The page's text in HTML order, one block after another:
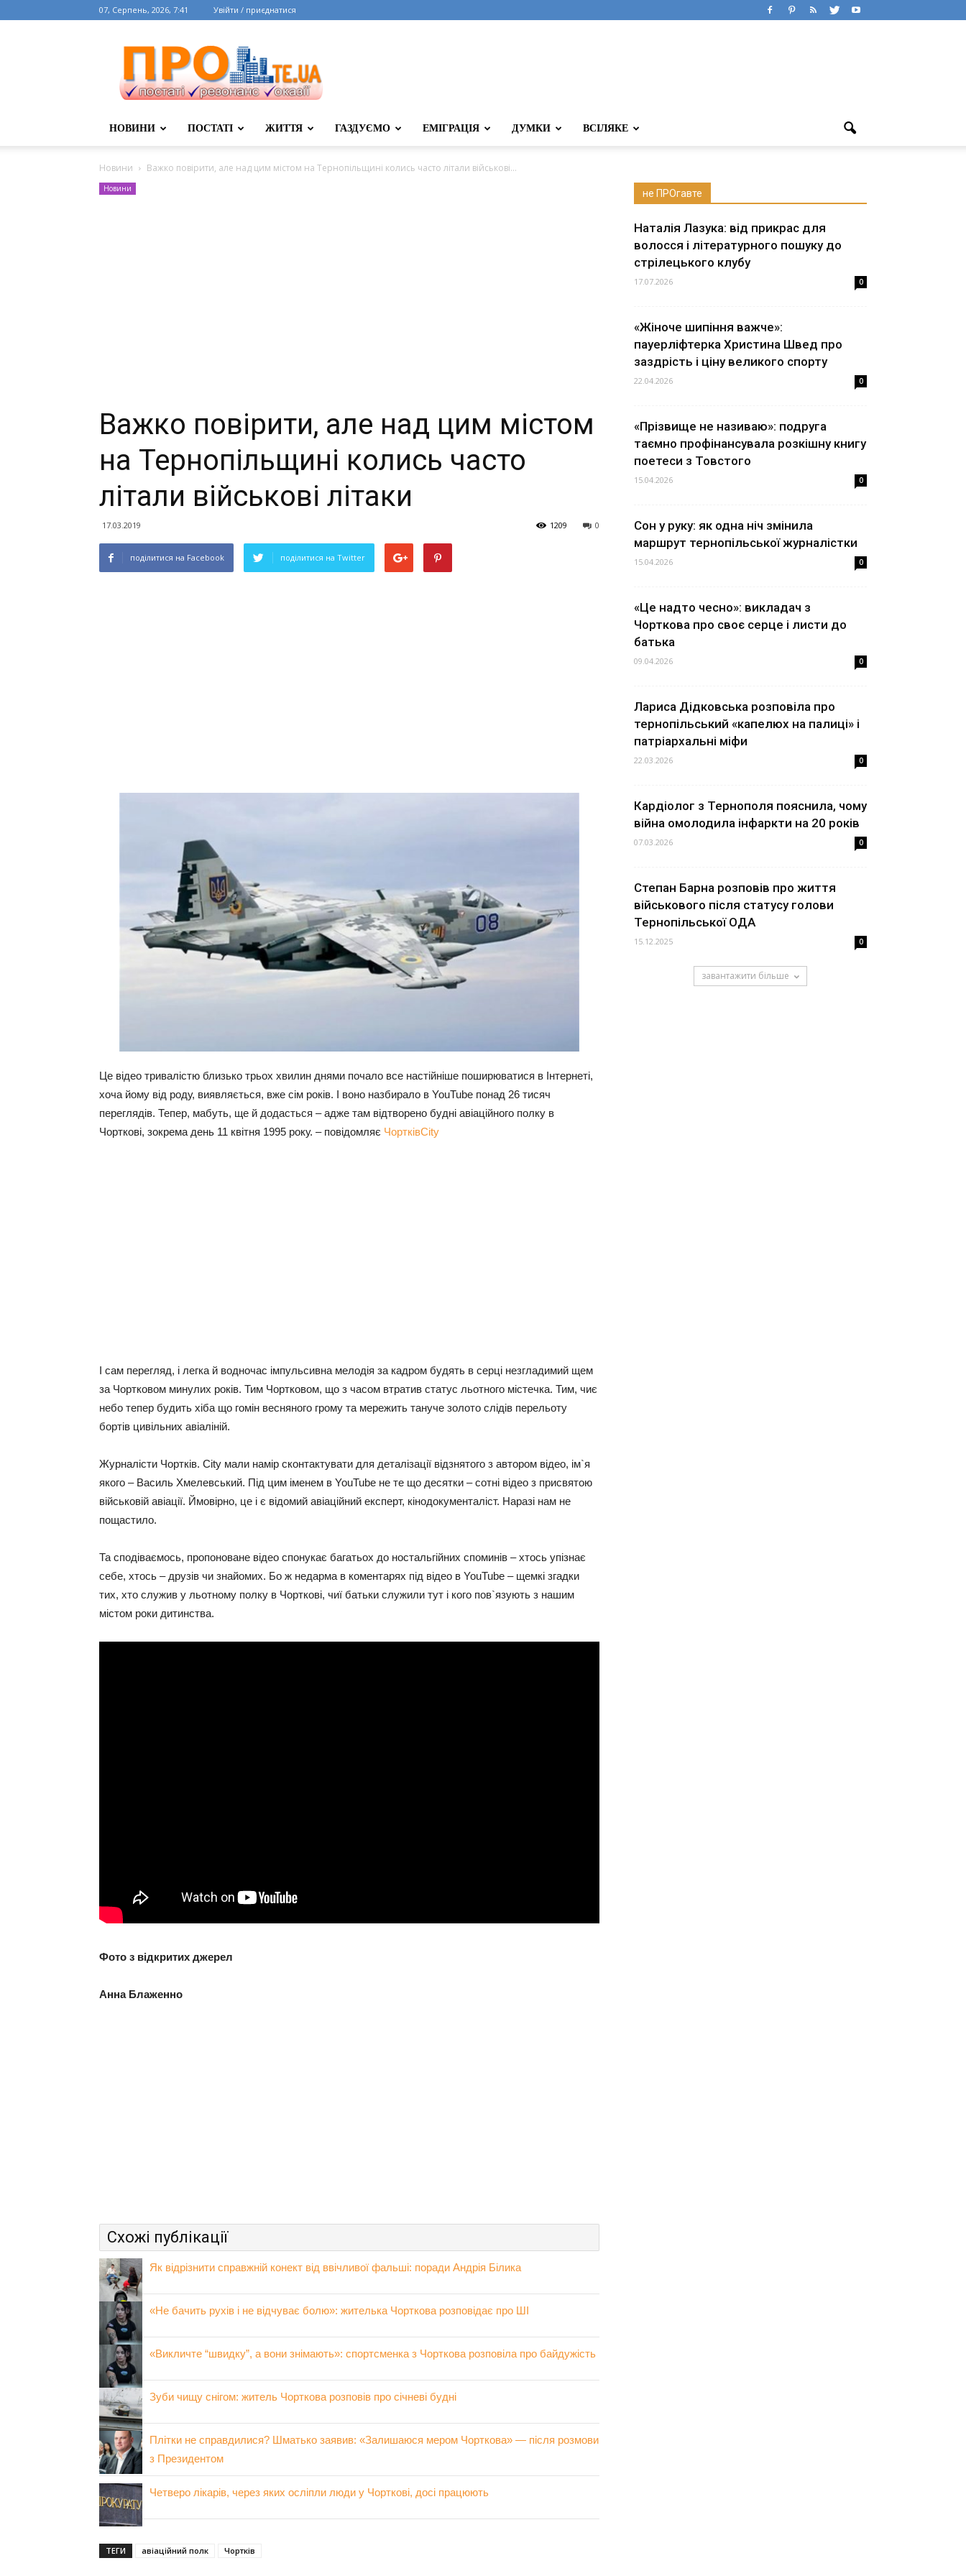
07, Серпень, 2026, 7:41 Увійти / приєднатися
НОВИНИ ПОСТАТІ ЖИТТЯ ГАЗДУЄМО ЕМІГРАЦІЯ ДУМКИ ВСІЛЯКЕ
Новини Важко повірити, але над цим містом на Тернопільщині колись часто літали військові...
Новини
Важко повірити, але над цим містом
на Тернопільщині колись часто
літали військові літаки
17.03.2019 0
1209
поділитися на Facebook поділитися на Twitter
Це відео тривалістю близько трьох хвилин днями почало все настійніше поширюватися в Інтернеті,
хоча йому від роду, виявляється, вже сім років. І воно назбирало в YouTube понад 26 тисяч
переглядів. Тепер, мабуть, ще й додасться – адже там відтворено будні авіаційного полку в
Чорткові, зокрема день 11 квітня 1995 року. – повідомляє ЧортківCity
І сам перегляд, і легка й водночас імпульсивна мелодія за кадром будять в серці незгладимий щем
за Чортковом минулих років. Тим Чортковом, що з часом втратив статус льотного містечка. Тим, чиє
небо тепер будить хіба що гомін весняного грому та мережить тануче золото слідів перельоту
бортів цивільних авіаліній.
Журналісти Чортків. City мали намір сконтактувати для деталізації відзнятого з автором відео, ім`я
якого – Василь Хмелевський. Під цим іменем в YouTube не те що десятки – сотні відео з присвятою
військовій авіації. Ймовірно, це і є відомий авіаційний експерт, кінодокументаліст. Наразі нам не
пощастило.
Та сподіваємось, пропоноване відео спонукає багатьох до ностальгійних споминів – хтось упізнає
себе, хтось – друзів чи знайомих. Бо ж недарма в коментарях під відео в YouTube – щемкі згадки
тих, хто служив у льотному полку в Чорткові, чиї батьки служили тут і кого пов`язують з нашим
містом роки дитинства.
Фото з відкритих джерел
Анна Блаженно
Схожі публікації
Як відрізнити справжній конект від ввічливої фальші: поради Андрія Білика
«Не бачить рухів і не відчуває болю»: жителька Чорткова розповідає про ШІ
«Викличте “швидку”, а вони знімають»: спортсменка з Чорткова розповіла про байдужість
Зуби чищу снігом: житель Чорткова розповів про січневі будні
Плітки не справдилися? Шматько заявив: «Залишаюся мером Чорткова» — після розмови
з Президентом
Четверо лікарів, через яких осліпли люди у Чорткові, досі працюють
ТЕГИ авіаційний полк Чортків
не ПРОгавте
Наталія Лазука: від прикрас для
волосся і літературного пошуку до
стрілецького клубу
17.07.2026 0
«Жіноче шипіння важче»:
пауерліфтерка Христина Швед про
заздрість і ціну великого спорту
22.04.2026 0
«Прізвище не називаю»: подруга
таємно профінансувала розкішну книгу
поетеси з Товстого
15.04.2026 0
Сон у руку: як одна ніч змінила
маршрут тернопільської журналістки
15.04.2026 0
«Це надто чесно»: викладач з
Чорткова про своє серце і листи до
батька
09.04.2026 0
Лариса Дідковська розповіла про
тернопільський «капелюх на палиці» і
патріархальні міфи
22.03.2026 0
Кардіолог з Тернополя пояснила, чому
війна омолодила інфаркти на 20 років
07.03.2026 0
Степан Барна розповів про життя
військового після статусу голови
Тернопільської ОДА
15.12.2025 0
завантажити більше